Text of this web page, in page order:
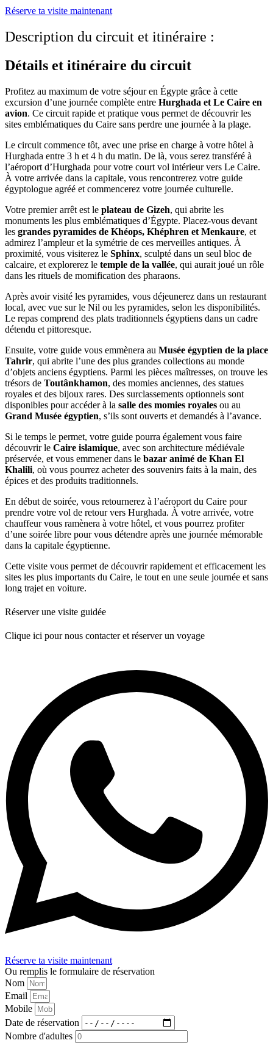
Réserve ta visite maintenant
Description du circuit et itinéraire :
Détails et itinéraire du circuit
Profitez au maximum de votre séjour en Égypte grâce à cette
excursion d’une journée complète entre Hurghada et Le Caire en
avion. Ce circuit rapide et pratique vous permet de découvrir les
sites emblématiques du Caire sans perdre une journée à la plage.
Le circuit commence tôt, avec une prise en charge à votre hôtel à
Hurghada entre 3 h et 4 h du matin. De là, vous serez transféré à
l’aéroport d’Hurghada pour votre court vol intérieur vers Le Caire.
À votre arrivée dans la capitale, vous rencontrerez votre guide
égyptologue agréé et commencerez votre journée culturelle.
Votre premier arrêt est le plateau de Gizeh, qui abrite les
monuments les plus emblématiques d’Égypte. Placez-vous devant
les grandes pyramides de Khéops, Khéphren et Menkaure, et
admirez l’ampleur et la symétrie de ces merveilles antiques. À
proximité, vous visiterez le Sphinx, sculpté dans un seul bloc de
calcaire, et explorerez le temple de la vallée, qui aurait joué un rôle
dans les rituels de momification des pharaons.
Après avoir visité les pyramides, vous déjeunerez dans un restaurant
local, avec vue sur le Nil ou les pyramides, selon les disponibilités.
Le repas comprend des plats traditionnels égyptiens dans un cadre
détendu et pittoresque.
Ensuite, votre guide vous emmènera au Musée égyptien de la place
Tahrir, qui abrite l’une des plus grandes collections au monde
d’objets anciens égyptiens. Parmi les pièces maîtresses, on trouve les
trésors de Toutânkhamon, des momies anciennes, des statues
royales et des bijoux rares. Des surclassements optionnels sont
disponibles pour accéder à la salle des momies royales ou au
Grand Musée égyptien, s’ils sont ouverts et demandés à l’avance.
Si le temps le permet, votre guide pourra également vous faire
découvrir le Caire islamique, avec son architecture médiévale
préservée, et vous emmener dans le bazar animé de Khan El
Khalili, où vous pourrez acheter des souvenirs faits à la main, des
épices et des produits traditionnels.
En début de soirée, vous retournerez à l’aéroport du Caire pour
prendre votre vol de retour vers Hurghada. À votre arrivée, votre
chauffeur vous ramènera à votre hôtel, et vous pourrez profiter
d’une soirée libre pour vous détendre après une journée mémorable
dans la capitale égyptienne.
Cette visite vous permet de découvrir rapidement et efficacement les
sites les plus importants du Caire, le tout en une seule journée et sans
long trajet en voiture.
Réserver une visite guidée
Clique ici pour nous contacter et réserver un voyage
Réserve ta visite maintenant
Ou remplis le formulaire de réservation
Nom
Email
Mobile
Date de réservation
Nombre d'adultes